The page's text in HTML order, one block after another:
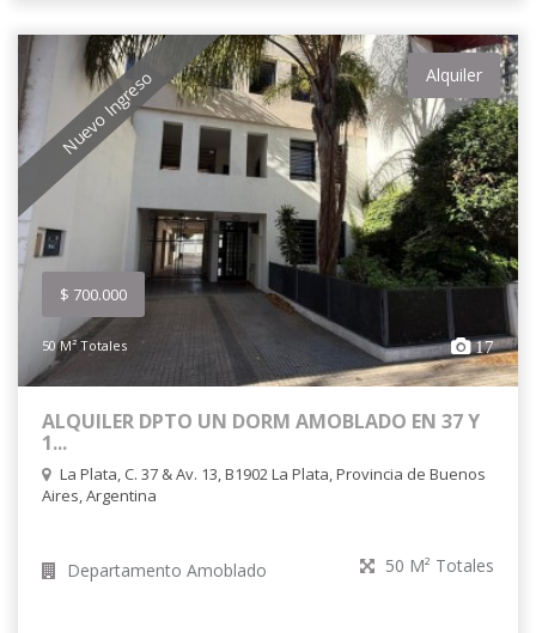
Nuevo Ingreso Alquiler
$ 700.000
50 M² Totales 17
ALQUILER DPTO UN DORM AMOBLADO EN 37 Y
1...
La Plata, C. 37 & Av. 13, B1902 La Plata, Provincia de Buenos
Aires, Argentina
Departamento Amoblado 50 M² Totales